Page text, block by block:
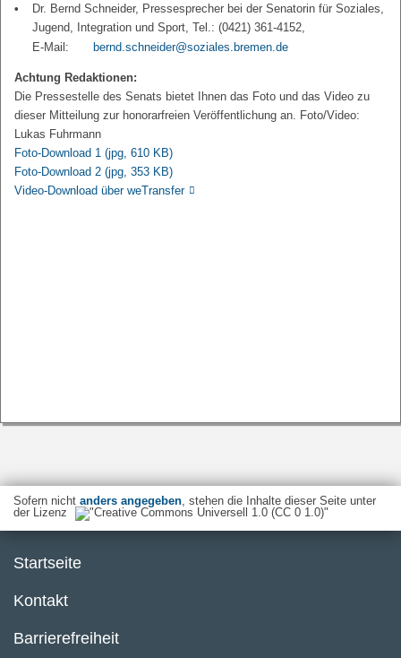
Dr. Bernd Schneider, Pressesprecher bei der Senatorin für Soziales,
Jugend, Integration und Sport, Tel.: (0421) 361-4152,
E-Mail:
bernd.schneider@soziales.bremen.de
Achtung Redaktionen:
Die Pressestelle des Senats bietet Ihnen das Foto und das Video zu
dieser Mitteilung zur honorarfreien Veröffentlichung an. Foto/Video:
Lukas Fuhrmann
Foto-Download 1 (jpg, 610 KB)
Foto-Download 2 (jpg, 353 KB)
Video-Download über weTransfer
Sofern nicht anders angegeben, stehen die Inhalte dieser Seite unter
der Lizenz
Startseite
Kontakt
Barrierefreiheit